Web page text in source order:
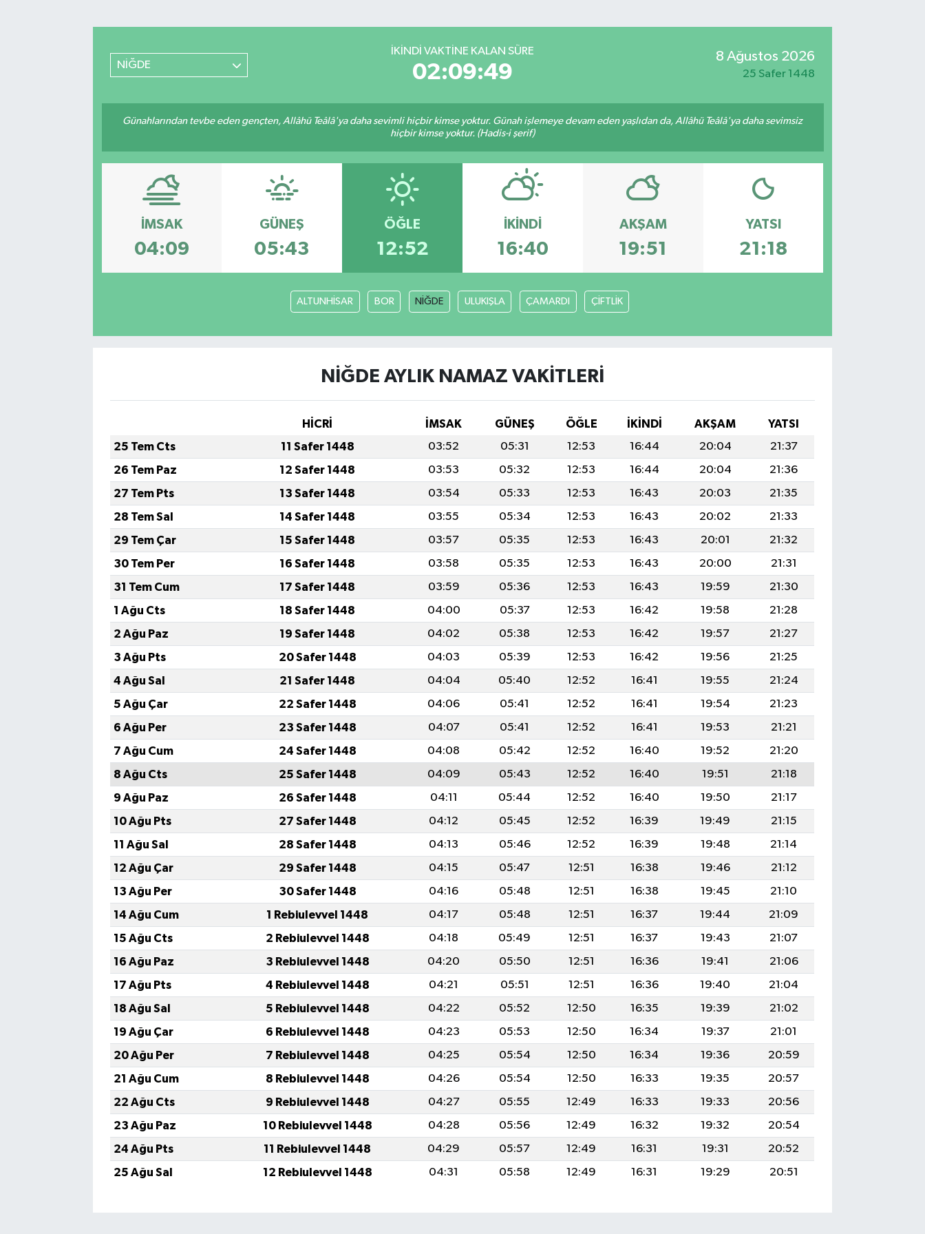
NİĞDE
İKINDI VAKTINE KALAN SÜRE
02:09:49
8 Ağustos 2026
25 Safer 1448
Günahlarından tevbe eden gençten, Allâhü Teâlâ'ya daha sevimli hiçbir kimse yoktur. Günah işlemeye devam eden yaşlıdan da, Allâhü Teâlâ'ya daha sevimsiz
hiçbir kimse yoktur. (Hadis-i şerif)
İMSAK
04:09
GÜNEŞ
05:43
ÖĞLE
12:52
İKINDI
16:40
AKŞAM
19:51
YATSI
21:18
ALTUNHİSAR BOR NİĞDE ULUKIŞLA ÇAMARDI ÇİFTLİK
NİĞDE AYLIK NAMAZ VAKITLERI
HİCRİ İMSAK GÜNEŞ ÖĞLE İKINDI AKŞAM
YATSI
25 Tem Cts
11 Safer 1448 03:52 05:31 12:53 16:44 20:04
21:37
26 Tem Paz
12 Safer 1448 03:53 05:32 12:53 16:44 20:04
21:36
27 Tem Pts
13 Safer 1448 03:54 05:33 12:53 16:43 20:03
21:35
28 Tem Sal
14 Safer 1448 03:55 05:34 12:53 16:43 20:02
21:33
29 Tem Çar
15 Safer 1448 03:57 05:35 12:53 16:43 20:01
21:32
30 Tem Per
16 Safer 1448 03:58 05:35 12:53 16:43 20:00
21:31
31 Tem Cum
17 Safer 1448 03:59 05:36 12:53 16:43 19:59
21:30
1 Ağu Cts
18 Safer 1448 04:00 05:37 12:53 16:42 19:58
21:28
2 Ağu Paz
19 Safer 1448 04:02 05:38 12:53 16:42 19:57
21:27
3 Ağu Pts
20 Safer 1448 04:03 05:39 12:53 16:42 19:56
21:25
4 Ağu Sal
21 Safer 1448 04:04 05:40 12:52 16:41 19:55
21:24
5 Ağu Çar
22 Safer 1448 04:06 05:41 12:52 16:41 19:54
21:23
6 Ağu Per
23 Safer 1448 04:07 05:41 12:52 16:41 19:53
21:21
7 Ağu Cum
24 Safer 1448 04:08 05:42 12:52 16:40 19:52
21:20
8 Ağu Cts
25 Safer 1448 04:09 05:43 12:52 16:40 19:51
21:18
9 Ağu Paz
26 Safer 1448 04:11 05:44 12:52 16:40 19:50
21:17
10 Ağu Pts
27 Safer 1448 04:12 05:45 12:52 16:39 19:49
21:15
11 Ağu Sal
28 Safer 1448 04:13 05:46 12:52 16:39 19:48
21:14
12 Ağu Çar
29 Safer 1448 04:15 05:47 12:51 16:38 19:46
21:12
13 Ağu Per
30 Safer 1448 04:16 05:48 12:51 16:38 19:45
21:10
14 Ağu Cum
1 Rebiulevvel 1448 04:17 05:48 12:51 16:37 19:44
21:09
15 Ağu Cts
2 Rebiulevvel 1448 04:18 05:49 12:51 16:37 19:43
21:07
16 Ağu Paz
3 Rebiulevvel 1448 04:20 05:50 12:51 16:36 19:41
21:06
17 Ağu Pts
4 Rebiulevvel 1448 04:21 05:51 12:51 16:36 19:40
21:04
18 Ağu Sal
5 Rebiulevvel 1448 04:22 05:52 12:50 16:35 19:39
21:02
19 Ağu Çar
6 Rebiulevvel 1448 04:23 05:53 12:50 16:34 19:37
21:01
20 Ağu Per
7 Rebiulevvel 1448 04:25 05:54 12:50 16:34 19:36
20:59
21 Ağu Cum
8 Rebiulevvel 1448 04:26 05:54 12:50 16:33 19:35
20:57
22 Ağu Cts
9 Rebiulevvel 1448 04:27 05:55 12:49 16:33 19:33
20:56
23 Ağu Paz
10 Rebiulevvel 1448 04:28 05:56 12:49 16:32 19:32
20:54
24 Ağu Pts
11 Rebiulevvel 1448 04:29 05:57 12:49 16:31 19:31
20:52
25 Ağu Sal
12 Rebiulevvel 1448 04:31 05:58 12:49 16:31 19:29 20:51